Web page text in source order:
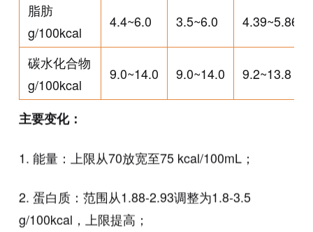
脂肪
g/100kcal
4.4~6.0 3.5~6.0 4.39~5.86
碳水化合物
g/100kcal
9.0~14.0 9.0~14.0 9.2~13.8
主要变化：
1. 能量：上限从70放宽至75 kcal/100mL；
2. 蛋白质：范围从1.88-2.93调整为1.8-3.5
g/100kcal，上限提高；